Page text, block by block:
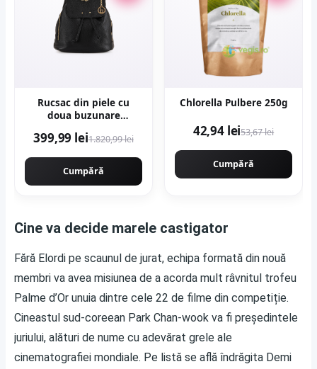
Rucsac din piele cu
doua buzunare
Negru
399,99 lei1.820,99 lei
Cumpără
Chlorella Pulbere 250g
42,94 lei53,67 lei
Cumpără
Cine va decide marele castigator
Fără Elordi pe scaunul de jurat, echipa formată din nouă
membri va avea misiunea de a acorda mult râvnitul trofeu
Palme d’Or unuia dintre cele 22 de filme din competiție.
Cineastul sud-coreean Park Chan-wook va fi președintele
juriului, alături de nume cu adevărat grele ale
cinematografiei mondiale. Pe listă se află îndrăgita Demi